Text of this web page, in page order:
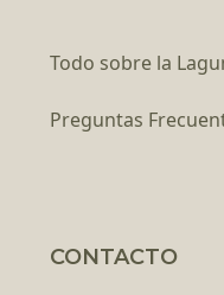
Todo sobre la
Preguntas
CONTACTO